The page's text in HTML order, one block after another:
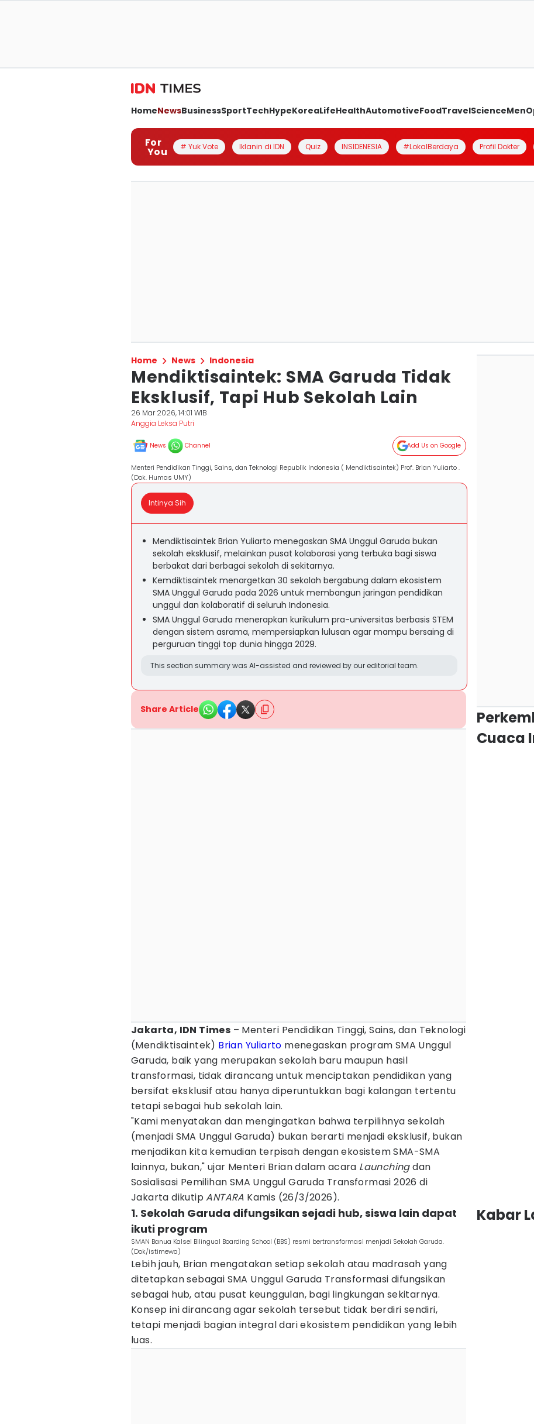
HomeNewsBusinessSportTechHypeKoreaLifeHealthAutomotiveFoodTravelScienceMen
For
You # Yuk Vote Iklanin di IDN Quiz INSIDENESIA #LokalBerdaya Profil Dokter
Home News Indonesia
Mendiktisaintek: SMA Garuda Tidak
Eksklusif, Tapi Hub Sekolah Lain
26 Mar 2026, 14:01 WIB
Anggia Leksa Putri
News Channel Add Us on Google
Menteri Pendidikan Tinggi, Sains, dan Teknologi Republik Indonesia ( Mendiktisaintek) Prof. Brian Yuliarto .
(Dok. Humas UMY)
Intinya Sih
Mendiktisaintek Brian Yuliarto menegaskan SMA Unggul Garuda bukan
sekolah eksklusif, melainkan pusat kolaborasi yang terbuka bagi siswa
berbakat dari berbagai sekolah di sekitarnya.
Kemdiktisaintek menargetkan 30 sekolah bergabung dalam ekosistem
SMA Unggul Garuda pada 2026 untuk membangun jaringan pendidikan
unggul dan kolaboratif di seluruh Indonesia.
SMA Unggul Garuda menerapkan kurikulum pra-universitas berbasis STEM
dengan sistem asrama, mempersiapkan lulusan agar mampu bersaing di
perguruan tinggi top dunia hingga 2029.
This section summary was AI-assisted and reviewed by our editorial team.
Share Article
Jakarta, IDN Times – Menteri Pendidikan Tinggi, Sains, dan Teknologi
(Mendiktisaintek) Brian Yuliarto menegaskan program SMA Unggul
Garuda, baik yang merupakan sekolah baru maupun hasil
transformasi, tidak dirancang untuk menciptakan pendidikan yang
bersifat eksklusif atau hanya diperuntukkan bagi kalangan tertentu
tetapi sebagai hub sekolah lain.
"Kami menyatakan dan mengingatkan bahwa terpilihnya sekolah
(menjadi SMA Unggul Garuda) bukan berarti menjadi eksklusif, bukan
menjadikan kita kemudian terpisah dengan ekosistem SMA-SMA
lainnya, bukan," ujar Menteri Brian dalam acara Launchingdan
Sosialisasi Pemilihan SMA Unggul Garuda Transformasi 2026 di
Jakarta dikutipANTARA Kamis (26/3/2026).
1. Sekolah Garuda difungsikan sejadi hub, siswa lain dapat
ikuti program
SMAN Banua Kalsel Bilingual Boarding School (BBS) resmi bertransformasi menjadi Sekolah Garuda.
(Dok/istimewa)
Lebih jauh, Brian mengatakan setiap sekolah atau madrasah yang
ditetapkan sebagai SMA Unggul Garuda Transformasi difungsikan
sebagai hub, atau pusat keunggulan, bagi lingkungan sekitarnya.
Konsep ini dirancang agar sekolah tersebut tidak berdiri sendiri,
tetapi menjadi bagian integral dari ekosistem pendidikan yang lebih
luas.
Cuaca
Kabar